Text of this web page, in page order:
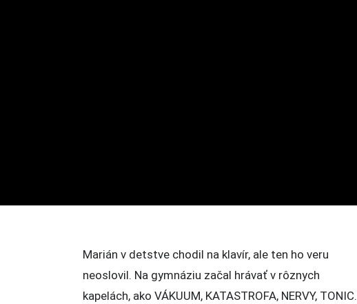
Marián v detstve chodil na klavír, ale ten ho veru
neoslovil. Na gymnáziu začal hrávať v rôznych
kapelách, ako VÁKUUM, KATASTROFA, NERVY,